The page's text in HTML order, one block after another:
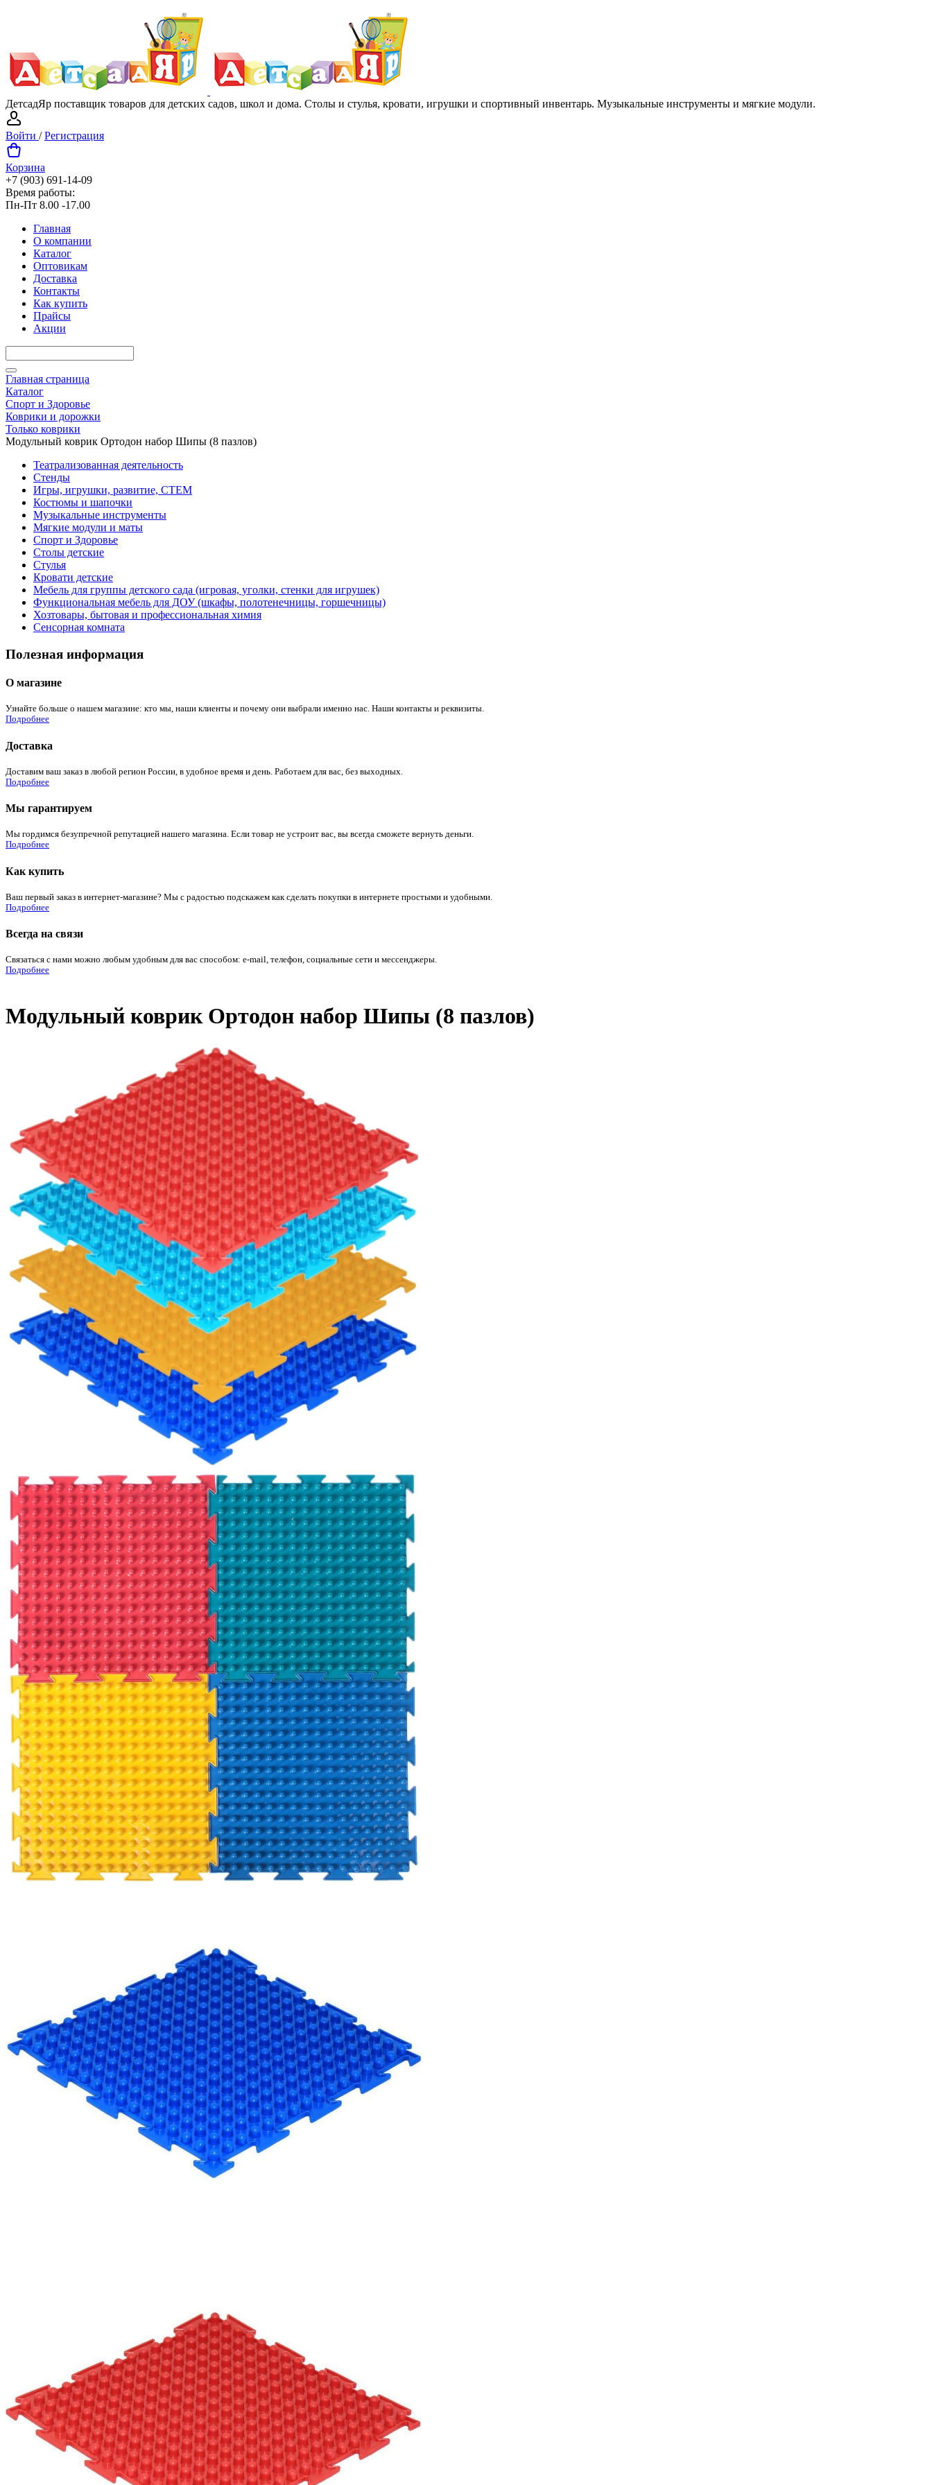
ДетсадЯр поставщик товаров для детских садов, школ и дома. Столы и стулья, кровати, игрушки и спортивный инвентарь. Музыкальные инструменты и мягкие модули.
Войти /Регистрация
Корзина
+7 (903) 691-14-09
Время работы:
Пн-Пт 8.00 -17.00
Главная
О компании
Каталог
Оптовикам
Доставка
Контакты
Как купить
Прайсы
Акции
Главная страница
Каталог
Спорт и Здоровье
Коврики и дорожки
Только коврики
Модульный коврик Ортодон набор Шипы (8 пазлов)
Театрализованная деятельность
Стенды
Игры, игрушки, развитие, СТЕМ
Костюмы и шапочки
Музыкальные инструменты
Мягкие модули и маты
Спорт и Здоровье
Столы детские
Стулья
Кровати детские
Мебель для группы детского сада (игровая, уголки, стенки для игрушек)
Функциональная мебель для ДОУ (шкафы, полотенечницы, горшечницы)
Хозтовары, бытовая и профессиональная химия
Сенсорная комната
Полезная информация
О магазине
Узнайте больше о нашем магазине: кто мы, наши клиенты и почему они выбрали именно нас. Наши контакты и реквизиты.
Подробнее
Доставка
Доставим ваш заказ в любой регион России, в удобное время и день. Работаем для вас, без выходных.
Подробнее
Мы гарантируем
Мы гордимся безупречной репутацией нашего магазина. Если товар не устроит вас, вы всегда сможете вернуть деньги.
Подробнее
Как купить
Ваш первый заказ в интернет-магазине? Мы с радостью подскажем как сделать покупки в интернете простыми и удобными.
Подробнее
Всегда на связи
Связаться с нами можно любым удобным для вас способом: e-mail, телефон, социальные сети и мессенджеры.
Подробнее
Модульный коврик Ортодон набор Шипы (8 пазлов)